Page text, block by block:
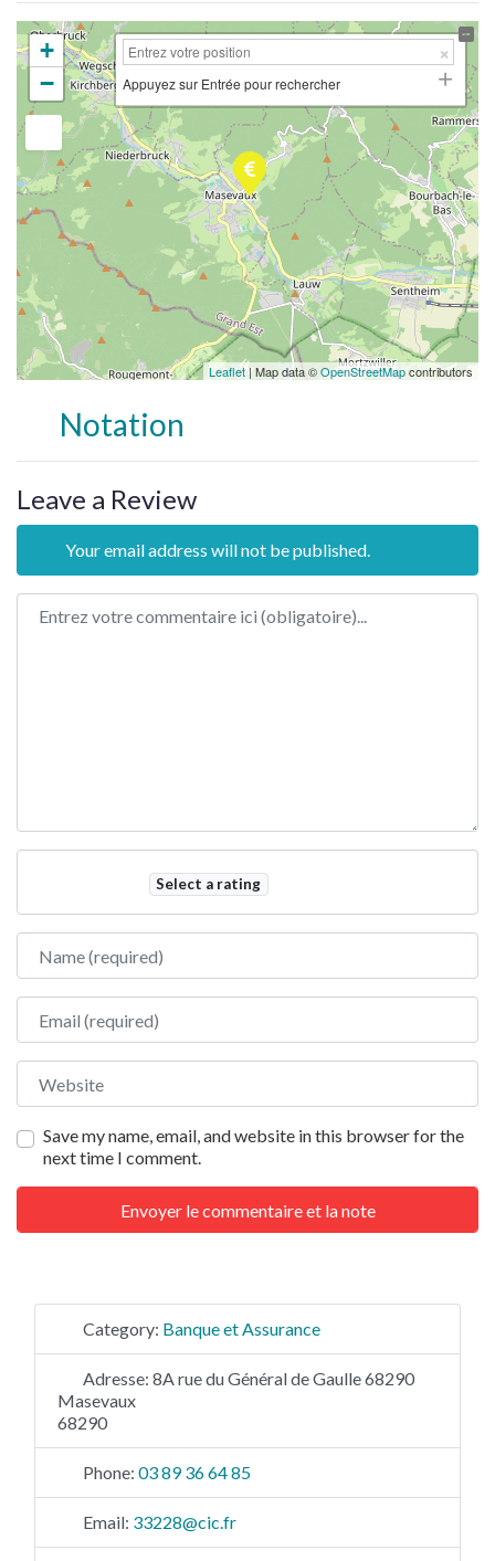
+
−
Appuyez sur Entrée pour rechercher
Leaflet | Map data ©OpenStreetMapcontributors
Notation
Leave a Review
Your email address will not be published.
Review text
Select a rating
Name
Email
Website
Save my name, email, and website in this browser for the
next time I comment.
Category: Banque et Assurance
Adresse: 8A rue du Général de Gaulle 68290
Masevaux
68290
Phone: 03 89 36 64 85
Email: 33228@cic.fr